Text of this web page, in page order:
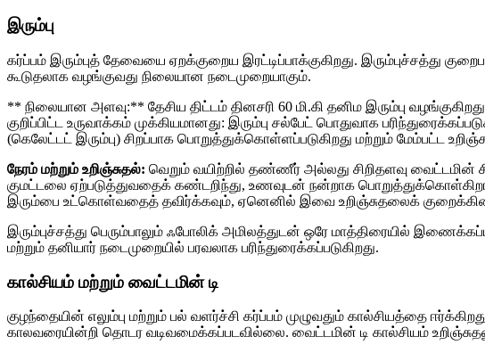
இரும்பு
கர்ப்பம் இரும்புத் தேவையை ஏறக்குறைய இரட்டிப்பாக்குகிறது. இரும்புச்சத்து
கூடுதலாக வழங்குவது நிலையான நடைமுறையாகும்.
** நிலையான அளவு:** தேசிய திட்டம் தினசரி 60 மி.கி தனிம இரும்பு
குறிப்பிட்ட உருவாக்கம் முக்கியமானது: இரும்பு சல்பேட் பொதுவாக
(கெலேட்டட் இரும்பு) சிறப்பாக பொறுத்துக்கொள்ளப்படுகிறது மற்றும் மேம்பட்ட
நேரம் மற்றும் உறிஞ்சுதல்: வெறும் வயிற்றில் தண்ணீர் அல்லது சிறிதளவு வைட்டமின் சி
குமட்டலை ஏற்படுத்துவதைக் கண்டறிந்து, உணவுடன் நன்றாக
இரும்பை உட்கொள்வதைத் தவிர்க்கவும், ஏனெனில் இவை உறிஞ்சுதலைக்
இரும்புச்சத்து பெரும்பாலும் ஃபோலிக் அமிலத்துடன் ஒரே மாத்திரையில்
மற்றும் தனியார் நடைமுறையில் பரவலாக பரிந்துரைக்கப்படுகிறது.
கால்சியம் மற்றும் வைட்டமின் டி
குழந்தையின் எலும்பு மற்றும் பல் வளர்ச்சி கர்ப்பம் முழுவதும் கால்சியத்தை
காலவரையின்றி தொடர வடிவமைக்கப்படவில்லை. வைட்டமின் டி கால்சியம்